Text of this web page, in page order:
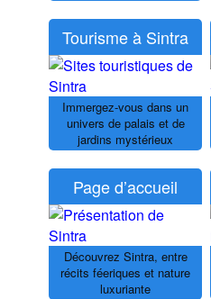
Tourisme à Sintra
Immergez-vous dans un
univers de palais et de
jardins mystérieux
Page d’accueil
Découvrez Sintra, entre
récits féeriques et nature
luxuriante